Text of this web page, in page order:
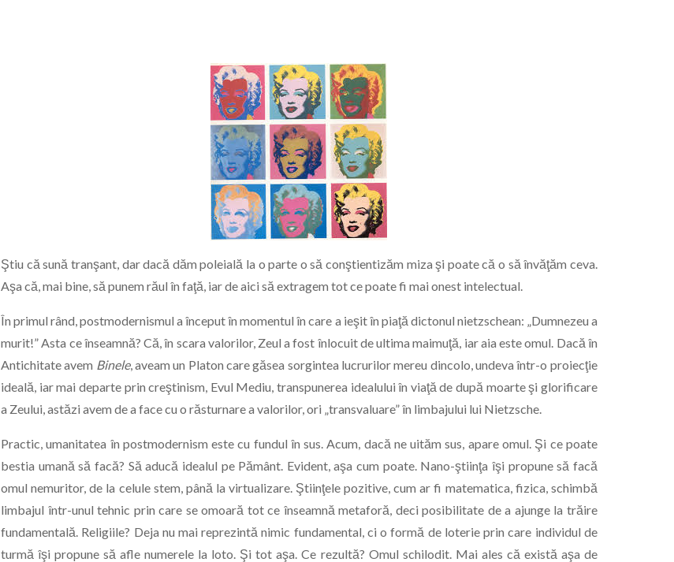
Ştiu că sună tranşant, dar dacă dăm poleială la o parte o să conştientizăm miza şi poate că o să învăţăm ceva.
Aşa că, mai bine, să punem răul în faţă, iar de aici să extragem tot ce poate fi mai onest intelectual.
În primul rând, postmodernismul a început în momentul în care a ieşit în piaţă dictonul nietzschean: „Dumnezeu a
murit!” Asta ce înseamnă? Că, în scara valorilor, Zeul a fost înlocuit de ultima maimuţă, iar aia este omul. Dacă în
Antichitate avem Binele, aveam un Platon care găsea sorgintea lucrurilor mereu dincolo, undeva într-o proiecţie
ideală, iar mai departe prin creştinism, Evul Mediu, transpunerea idealului în viaţă de după moarte şi glorificare
a Zeului, astăzi avem de a face cu o răsturnare a valorilor, ori „transvaluare” în limbajului lui Nietzsche.
Practic, umanitatea în postmodernism este cu fundul în sus. Acum, dacă ne uităm sus, apare omul. Şi ce poate
bestia umană să facă? Să aducă idealul pe Pământ. Evident, aşa cum poate. Nano-ştiinţa îşi propune să facă
omul nemuritor, de la celule stem, până la virtualizare. Ştiinţele pozitive, cum ar fi matematica, fizica, schimbă
limbajul într-unul tehnic prin care se omoară tot ce înseamnă metaforă, deci posibilitate de a ajunge la trăire
fundamentală. Religiile? Deja nu mai reprezintă nimic fundamental, ci o formă de loterie prin care individul de
turmă îşi propune să afle numerele la loto. Şi tot aşa. Ce rezultă? Omul schilodit. Mai ales că există aşa de